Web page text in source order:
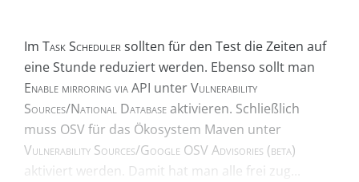
Im Task Schedulersollten für den Test die Zeiten auf
eine Stunde reduziert werden. Ebenso sollt man
Enable mirroring via API unterVulnerability
Sources/National Databaseaktivieren. Schließlich
muss OSV für das Ökosystem Maven unter
Vulnerability Sources/Google OSV Advisories (beta)
aktiviert werden. Damit hat man alle frei zug...